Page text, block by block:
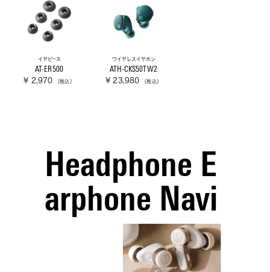
イヤピース
AT-ER500
¥ 2,970 （税込）
ワイヤレスイヤホン
ATH-CKS50TW2
¥ 23,980 （税込）
Headphone E
arphone Navi